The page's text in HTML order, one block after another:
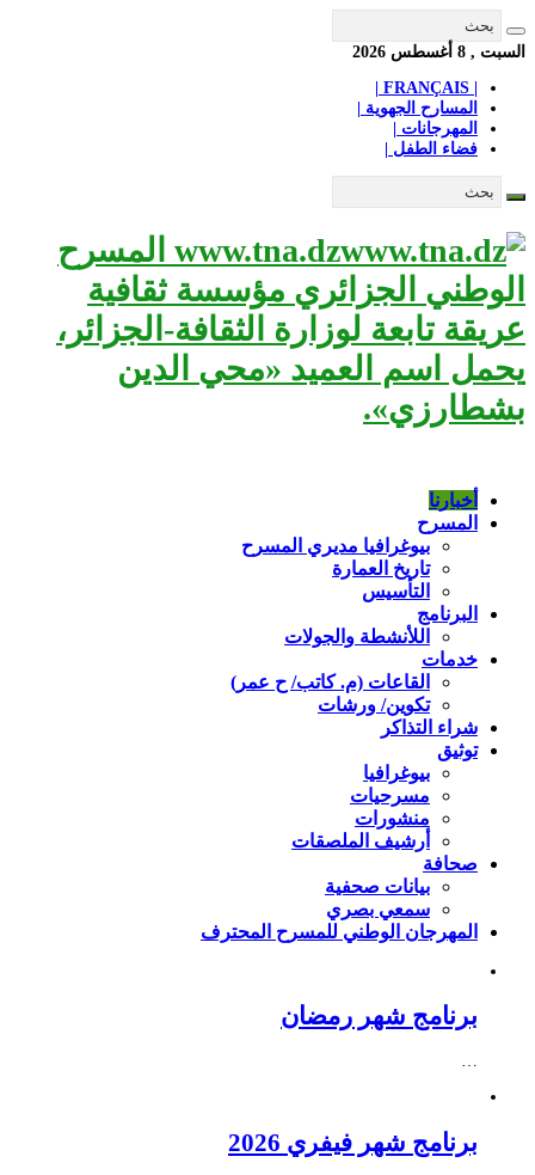
السبت , 8 أغسطس 2026
المسارح الجهوية |
المهرجانات |
فضاء الطفل |
www.tna.dz المسرح
الوطني الجزائري مؤسسة ثقافية
عريقة تابعة لوزارة الثقافة-الجزائر،
يحمل اسم العميد «محي الدين
بشطارزي».
أخبارنا
المسرح
بيوغرافيا مديري المسرح
تاريخ العمارة
التأسيس
البرنامج
اللأنشطة والجولات
خدمات
القاعات (م. كاتب/ ح عمر)
تكوين/ ورشات
شراء التذاكر
توثيق
بيوغرافيا
مسرحيات
منشورات
أرشيف الملصقات
صحافة
بيانات صحفية
سمعي بصري
المهرجان الوطني للمسرح المحترف
برنامج شهر رمضان
…
برنامج شهر فيفري 2026